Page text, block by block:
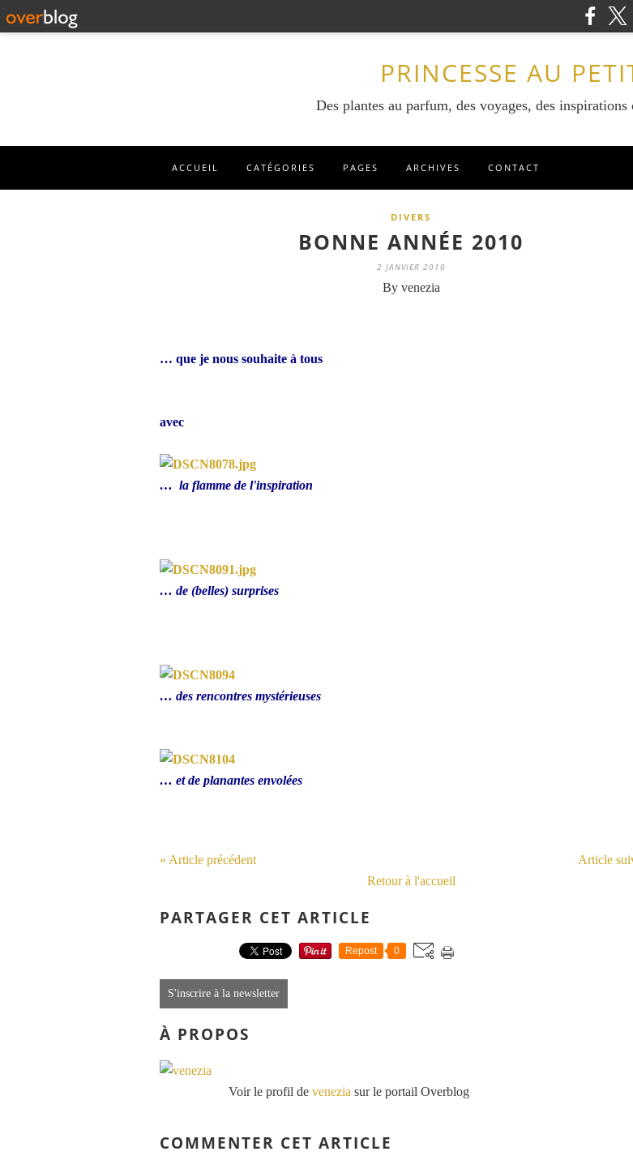
PRINCESSE AU
Des plantes au parfum, des voyages, des
ACCUEIL CATÉGORIES PAGES ARCHIVES CONTACT
DIVERS
BONNE ANNÉE 2010
2 JANVIER 2010
By venezia
… que je nous souhaite à tous
avec
… la flamme de l'inspiration
… de (belles) surprises
… des rencontres mystérieuses
… et de planantes envolées
« Article précédent
Article
Retour à l'accueil
PARTAGER CET ARTICLE
Repost 0
S'inscrire à la newsletter
À PROPOS
Voir le profil de venezia sur le portail Overblog
COMMENTER CET ARTICLE